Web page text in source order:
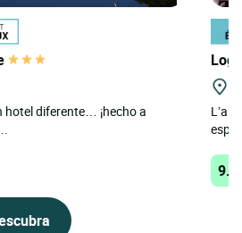
hotel diferente… ¡hecho a